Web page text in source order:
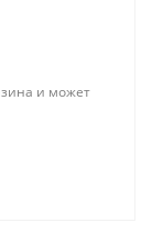
и может